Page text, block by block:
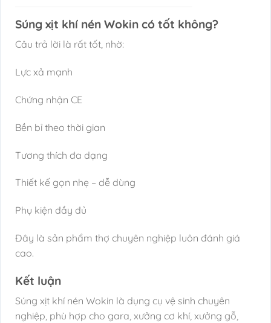
Súng xịt khí nén Wokin có tốt không?
Câu trả lời là rất tốt, nhờ:
Lực xả mạnh
Chứng nhận CE
Bền bỉ theo thời gian
Tương thích đa dạng
Thiết kế gọn nhẹ – dễ dùng
Phụ kiện đầy đủ
Đây là sản phẩm thợ chuyên nghiệp luôn đánh giá
cao.
Kết luận
Súng xịt khí nén Wokin là dụng cụ vệ sinh chuyên
nghiệp, phù hợp cho gara, xưởng cơ khí, xưởng gỗ,